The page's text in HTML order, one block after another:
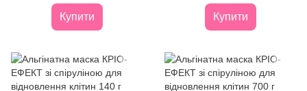
Купити Купити